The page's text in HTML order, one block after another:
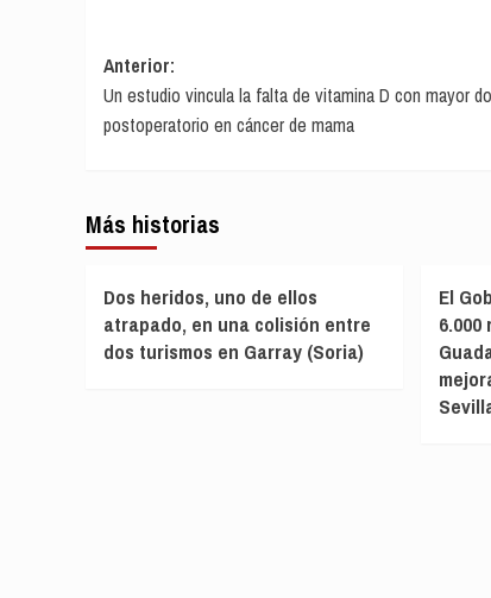
Navegación
de
entradas
Anterior:
Un estudio vincula la falta de vitamina D con mayor
postoperatorio en cáncer de mama
Más historias
Dos heridos, uno de ellos
atrapado, en una colisión entre
dos turismos en Garray (Soria)
El